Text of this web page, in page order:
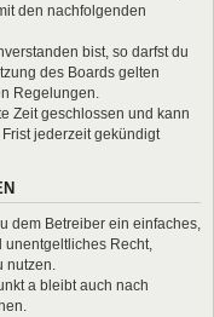
den nachfolgenden
bist, so darfst du
des Boards gelten
Regelungen.
Zeit geschlossen und kann
jederzeit gekündigt
dem Betreiber ein einfaches,
unentgeltliches Recht,
nutzen.
a bleibt auch nach